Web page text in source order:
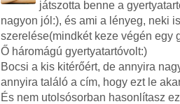
játszotta benne a
nagyon jól:), és ami a lényeg, neki
szerelése(mindkét keze végén egy
Ő háromágú gyertyatartóvolt:)
Bocsi a kis kitérőért, de annyira
annyira találó a cím, hogy ezt le
És nem utolsósorban hasonlítasz